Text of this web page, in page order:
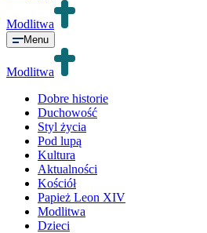
Modlitwa
Menu
Modlitwa
Dobre historie
Duchowość
Styl życia
Pod lupą
Kultura
Aktualności
Kościół
Papież Leon XIV
Modlitwa
Dzieci